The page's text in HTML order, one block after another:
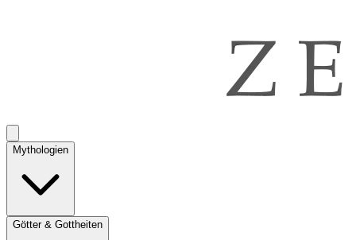
Mythologien
Götter & Gottheiten